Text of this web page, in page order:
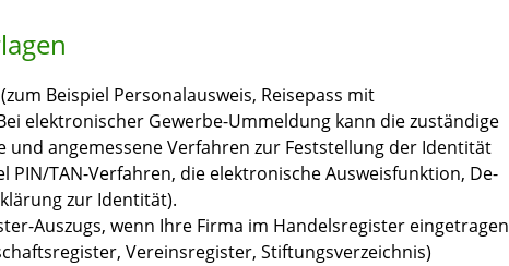
Beispiel Personalausweis, Reisepass mit
elektronischer Gewerbe-Ummeldung kann die zuständige
und angemessene Verfahren zur Feststellung der Identität
PIN/TAN-Verfahren, die elektronische Ausweisfunktion, De-
zur Identität).
Auszugs, wenn Ihre Firma im Handelsregister eingetragen
Vereinsregister, Stiftungsverzeichnis)